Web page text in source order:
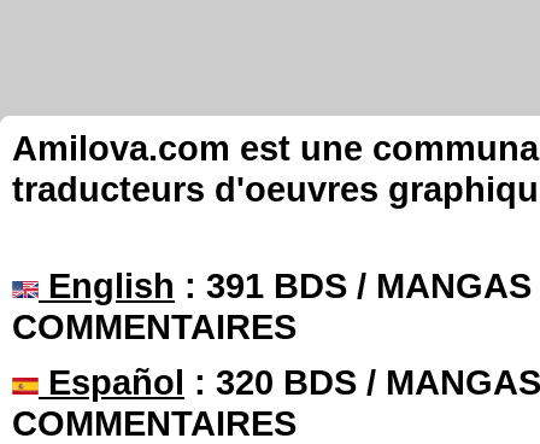
Amilova.com est une
traducteurs d'oeuvres
English : 391 BDS /
COMMENTAIRES
Español : 320 BDS /
COMMENTAIRES